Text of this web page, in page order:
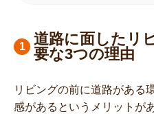
道路に面したリ
要な3つの理由
リビングの前に道路がある
感があるというメリットが